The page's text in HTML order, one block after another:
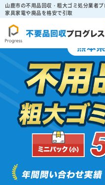
山鹿市の不用品回収・粗大ゴミ処分業者プ
家具家電や廃品を格安で引取
熊本